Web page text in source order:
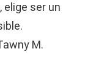
elige ser un
M.